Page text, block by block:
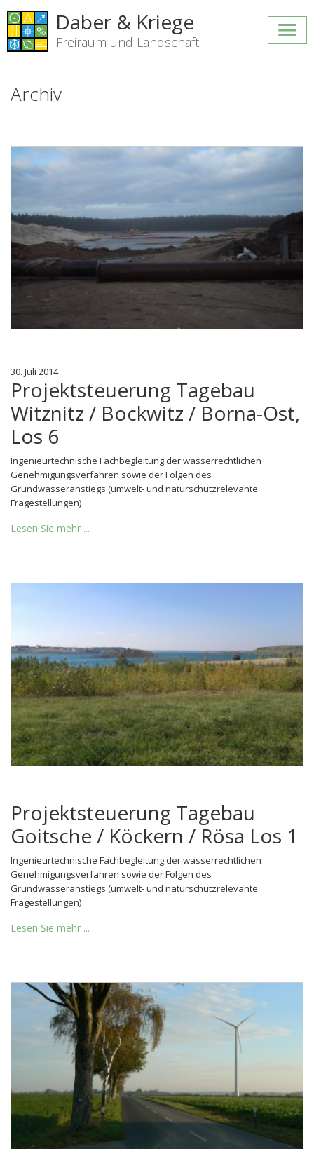
Daber & Kriege
Freiraum und Landschaft
Archiv
30. Juli 2014
Projektsteuerung Tagebau
Witznitz / Bockwitz / Borna-Ost,
Los 6
Ingenieurtechnische Fachbegleitung der wasserrechtlichen
Genehmigungsverfahren sowie der Folgen des
Grundwasseranstiegs (umwelt- und naturschutzrelevante
Fragestellungen)
Lesen Sie mehr ...
Projektsteuerung Tagebau
Goitsche / Köckern / Rösa Los 1
Ingenieurtechnische Fachbegleitung der wasserrechtlichen
Genehmigungsverfahren sowie der Folgen des
Grundwasseranstiegs (umwelt- und naturschutzrelevante
Fragestellungen)
Lesen Sie mehr ...